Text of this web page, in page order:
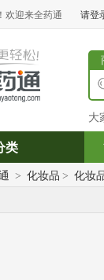
欢迎来全药通 请登
大
类
> 化妆品 > 化妆